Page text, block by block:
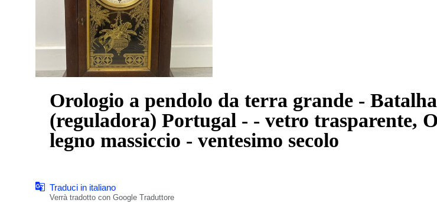
Orologio a pendolo da terra grande - Batalha
(reguladora) Portugal - - vetro trasparente, Ottone,
legno massiccio - ventesimo secolo
Traduci in italiano
Verrà tradotto con Google Traduttore